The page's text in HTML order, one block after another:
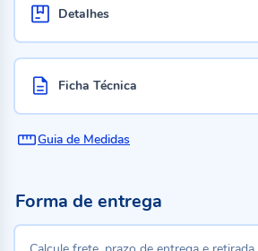
Detalhes
Ficha Técnica
Guia de Medidas
Forma de entrega